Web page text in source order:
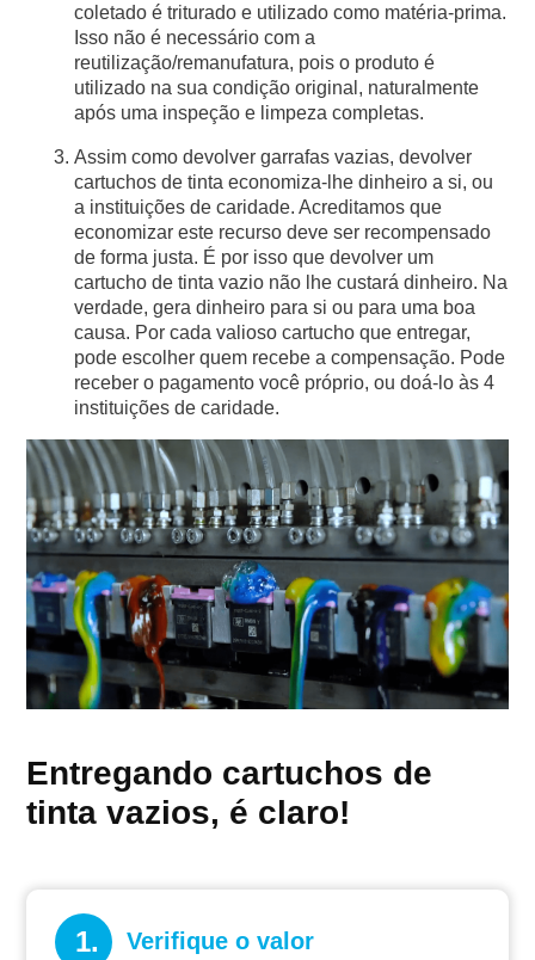
coletado é triturado e utilizado como matéria-prima.
Isso não é necessário com a
reutilização/remanufatura, pois o produto é
utilizado na sua condição original, naturalmente
após uma inspeção e limpeza completas.
Assim como devolver garrafas vazias, devolver
cartuchos de tinta economiza-lhe dinheiro a si, ou
a instituições de caridade. Acreditamos que
economizar este recurso deve ser recompensado
de forma justa. É por isso que devolver um
cartucho de tinta vazio não lhe custará dinheiro. Na
verdade, gera dinheiro para si ou para uma boa
causa. Por cada valioso cartucho que entregar,
pode escolher quem recebe a compensação. Pode
receber o pagamento você próprio, ou doá-lo às 4
instituições de caridade.
Entregando cartuchos de
tinta vazios, é claro!
1. Verifique o valor